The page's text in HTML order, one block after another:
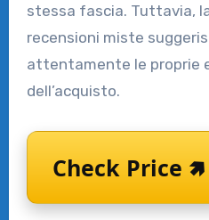
stessa fascia. Tuttavia,
recensioni miste
attentamente le proprie
dell’acquisto.
Check Price 🢅